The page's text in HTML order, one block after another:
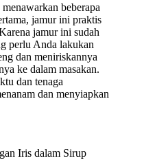
beberapa
jamur ini praktis
jamur ini sudah
perlu Anda lakukan
dan meniriskannya
ke dalam masakan.
dan tenaga
dan menyiapkan